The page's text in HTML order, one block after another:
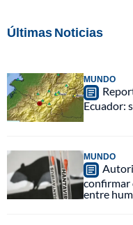
Últimas Noticias
MUNDO
Ecuador:
MUNDO
confirmar
entre